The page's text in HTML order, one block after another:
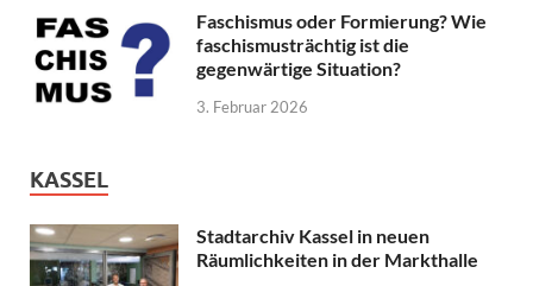
Faschismus oder Formierung? Wie
faschismusträchtig ist die
gegenwärtige Situation?
3. Februar 2026
KASSEL
Stadtarchiv Kassel in neuen
Räumlichkeiten in der Markthalle